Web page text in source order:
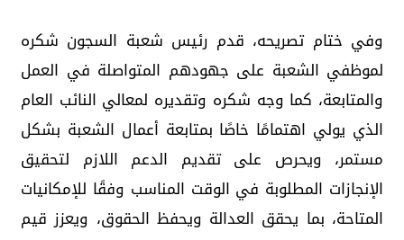
وفي ختام تصريحه، قدم رئيس شعبة السجون شكره
لموظفي الشعبة على جهودهم المتواصلة في العمل
والمتابعة، كما وجه شكره وتقديره لمعالي النائب العام
الذي يولي اهتمامًا خاصًا بمتابعة أعمال الشعبة بشكل
مستمر، ويحرص على تقديم الدعم اللازم لتحقيق
الإنجازات المطلوبة في الوقت المناسب وفقًا للإمكانيات
المتاحة، بما يحقق العدالة ويحفظ الحقوق، ويعزز قيم